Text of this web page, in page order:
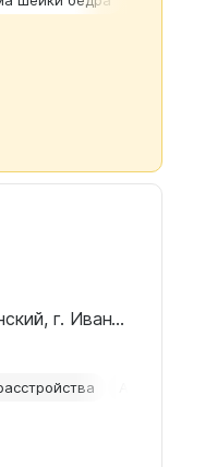
Московская область, городской округ Пушкинский, г. Ивантеевка, ул. Заречная